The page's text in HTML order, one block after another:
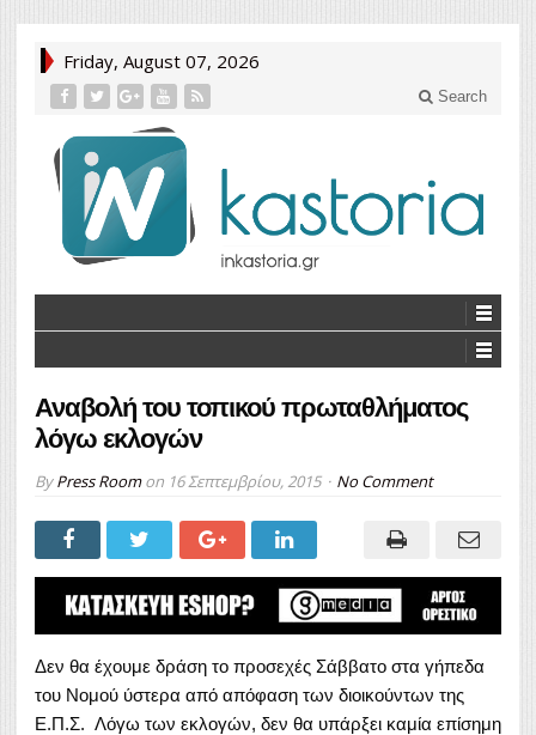
Friday, August 07, 2026
Search
Αναβολή του τοπικού πρωταθλήματος
λόγω εκλογών
ByPress Roomon 16 Σεπτεμβρίου, 2015 No Comment
Δεν θα έχουμε δράση το προσεχές Σάββατο στα γήπεδα
του Νομού ύστερα από απόφαση των διοικούντων της
Ε.Π.Σ. Λόγω των εκλογών, δεν θα υπάρξει καμία επίσημη